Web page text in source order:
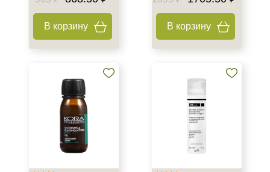
Обезжиривание
Гиперкератоз
Гиперпигментация
В корзину В корзину